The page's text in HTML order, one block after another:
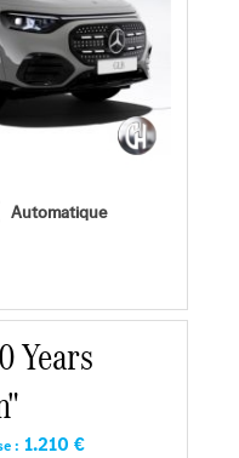
Automatique
Years
: 1.210 €